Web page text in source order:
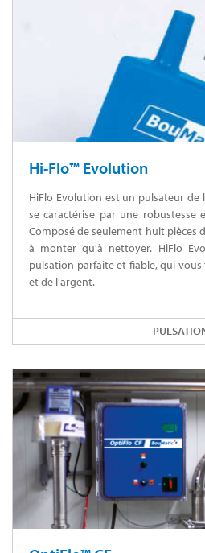
Hi-Flo™ Evolution
HiFlo Evolution est un pulsateur
se caractérise par une robustesse
Composé de seulement huit pièces
à monter qu'à nettoyer. HiFlo
pulsation parfaite et fiable, qui
et de l'argent.